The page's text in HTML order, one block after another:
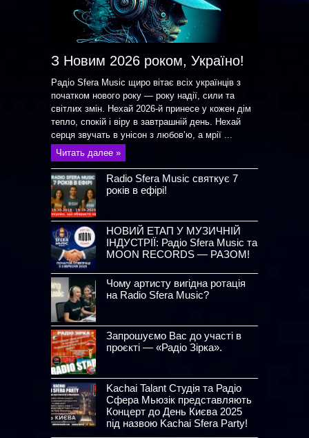
З Новим 2026 роком, Україно!
Радіо Sfera Music щиро вітає всіх українців з
початком нового року — року надії, сили та
світлих змін. Нехай 2026-й принесе у кожен дім
тепло, спокій і віру в завтрашній день. Нехай
серця звучать в унісон з любов’ю, а мрії ...
Читать далее »
Radio Sfera Music святкує 7
років в ефірі!
НОВИЙ ЕТАП У МУЗИЧНІЙ
ІНДУСТРІЇ: Радіо Sfera Music та
MOON RECORDS — РАЗОМ!
Чому артисту вигідна ротація
на Radio Sfera Music?
Запрошуємо Вас до участі в
проєкті — «Радіо Зірка».
Kachai Talant Студія та Радіо
Сфера Мьюзік представляють
Концерт до День Києва 2025
під назвою Kachai Sfera Party!